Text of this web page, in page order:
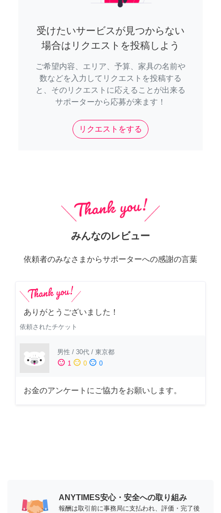
受けたいサービスが見つからない
場合はリクエストを投稿しよう
ご希望内容、エリア、予算、家具の名前や
数などを入力してリクエストを投稿する
と、そのリクエストに応えることが出来る
サポーターから応募が来ます！
リクエストをする
みんなのレビュー
依頼者のみなさまからサポーターへの感謝の言葉
ありがとうございました！
依頼されたチケット
男性 / 30代 / 東京都
sentiment_satisfied 1 sentiment_neutral 0 sentiment_dissatisfied 0
お金のアンケートにご協力をお願いします。
ANYTIMES安心・安全への取り組み
報酬は取引前に事務局に支払われ、評価・完了後